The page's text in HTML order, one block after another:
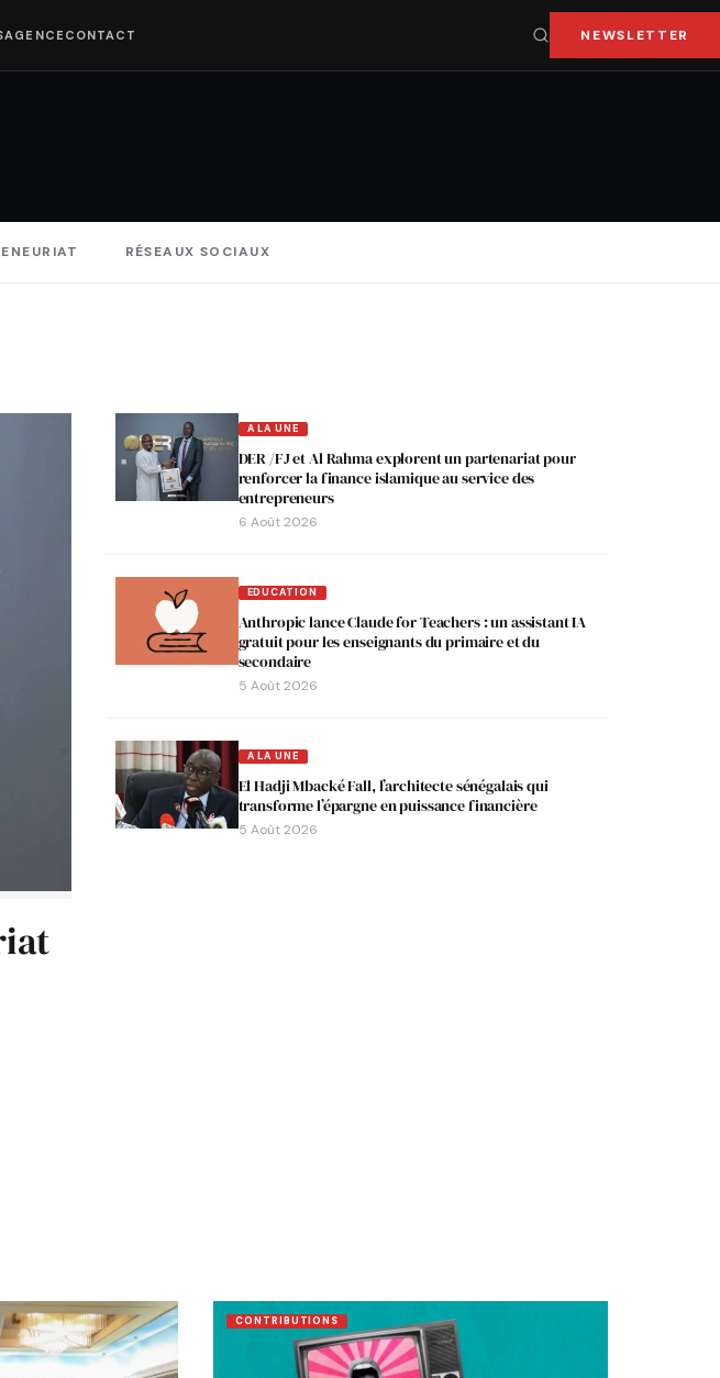
AGENCE CONTACT NEWSLETTER
RÉSEAUX SOCIAUX
A LA UNE
DER /FJ et Al Rahma explorent un partenariat pour
renforcer la finance islamique au service des
entrepreneurs
6 Août 2026
EDUCATION
Anthropic lance Claude for Teachers : un assistant IA
gratuit pour les enseignants du primaire et du
secondaire
5 Août 2026
A LA UNE
El Hadji Mbacké Fall, l’architecte sénégalais qui
transforme l’épargne en puissance financière
5 Août 2026
CONTRIBUTIONS